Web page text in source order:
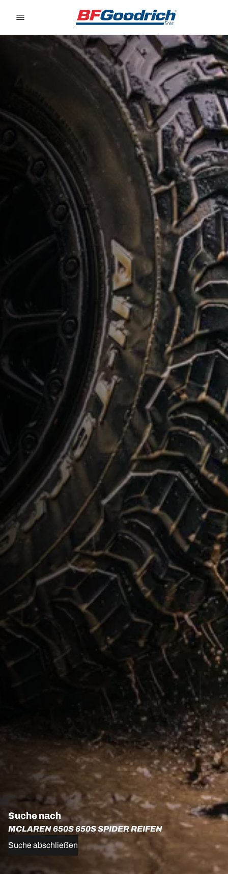
Suche nach
MCLAREN 650S 650S SPIDER REIFEN
Suche abschließen